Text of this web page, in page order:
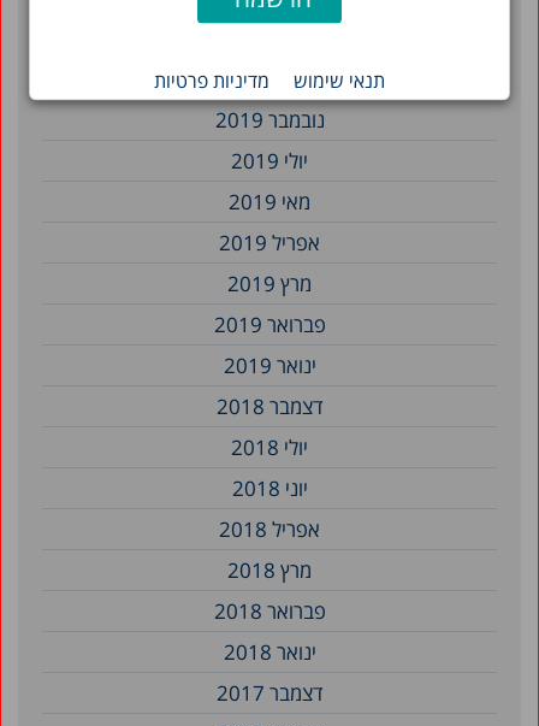
תנאי שימוש מדיניות פרטיותדצמבר 2019
נובמבר 2019
יולי 2019
מאי 2019
אפריל 2019
מרץ 2019
פברואר 2019
ינואר 2019
דצמבר 2018
יולי 2018
יוני 2018
אפריל 2018
מרץ 2018
פברואר 2018
ינואר 2018
דצמבר 2017